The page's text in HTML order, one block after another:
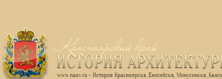
www.naov.ru - История Красноярска, Енисейска, Минусинска,